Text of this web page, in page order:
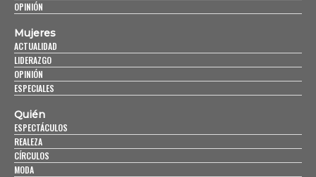
OPINIÓN
Mujeres
ACTUALIDAD
LIDERAZGO
OPINIÓN
ESPECIALES
Quién
ESPECTÁCULOS
REALEZA
CÍRCULOS
MODA